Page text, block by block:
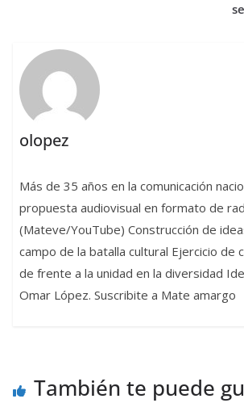
olopez
Más de 35 años en la comunicación
propuesta audiovisual en formato de
(Mateve/YouTube) Construcción de
campo de la batalla cultural Ejercicio de
de frente a la unidad en la diversidad
Omar López. Suscribite a Mate amargo
También te puede